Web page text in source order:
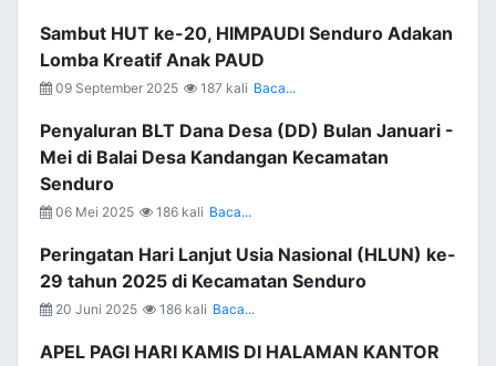
Sambut HUT ke-20, HIMPAUDI Senduro Adakan
Lomba Kreatif Anak PAUD
09 September 2025 187 kali Baca...
Penyaluran BLT Dana Desa (DD) Bulan Januari -
Mei di Balai Desa Kandangan Kecamatan
Senduro
06 Mei 2025 186 kali Baca...
Peringatan Hari Lanjut Usia Nasional (HLUN) ke-
29 tahun 2025 di Kecamatan Senduro
20 Juni 2025 186 kali Baca...
APEL PAGI HARI KAMIS DI HALAMAN KANTOR